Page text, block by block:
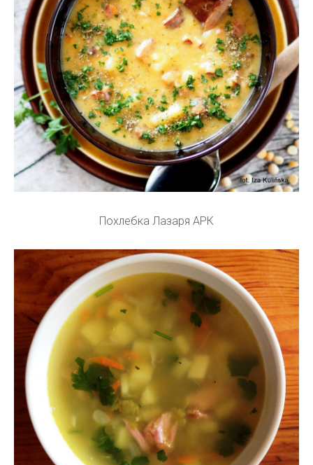
Похлебка Лазаря АРК